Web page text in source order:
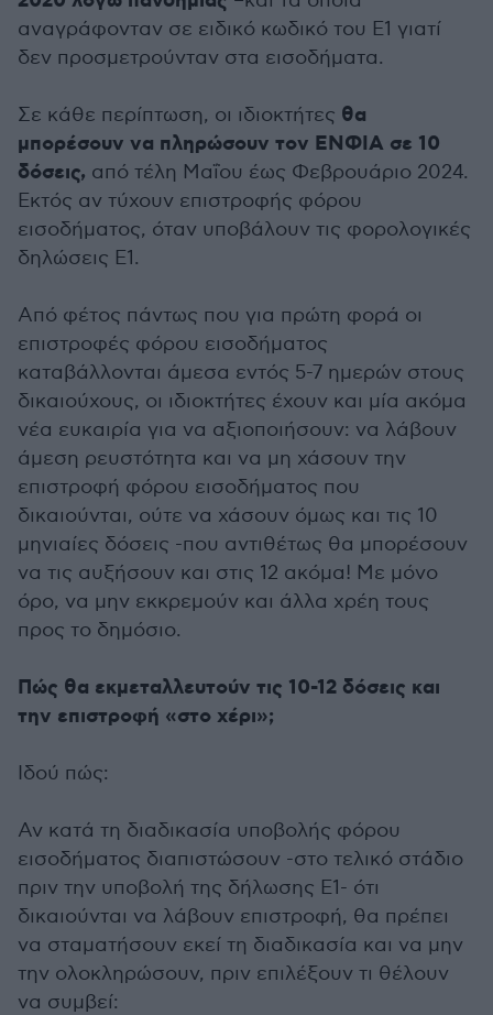
αναγράφονταν σε ειδικό κωδικό του Ε1 γιατί
δεν προσμετρούνταν στα εισοδήματα.
Σε κάθε περίπτωση, οι ιδιοκτήτες θα
μπορέσουν να πληρώσουν τον ΕΝΦΙΑ σε 10
δόσεις, από τέλη Μαΐου έως Φεβρουάριο 2024.
Εκτός αν τύχουν επιστροφής φόρου
εισοδήματος, όταν υποβάλουν τις φορολογικές
δηλώσεις Ε1.
Από φέτος πάντως που για πρώτη φορά οι
επιστροφές φόρου εισοδήματος
καταβάλλονται άμεσα εντός 5-7 ημερών στους
δικαιούχους, οι ιδιοκτήτες έχουν και μία ακόμα
νέα ευκαιρία για να αξιοποιήσουν: να λάβουν
άμεση ρευστότητα και να μη χάσουν την
επιστροφή φόρου εισοδήματος που
δικαιούνται, ούτε να χάσουν όμως και τις 10
μηνιαίες δόσεις -που αντιθέτως θα μπορέσουν
να τις αυξήσουν και στις 12 ακόμα! Με μόνο
όρο, να μην εκκρεμούν και άλλα χρέη τους
προς το δημόσιο.
Πώς θα εκμεταλλευτούν τις 10-12 δόσεις και
την επιστροφή «στο χέρι»;
Ιδού πώς:
Αν κατά τη διαδικασία υποβολής φόρου
εισοδήματος διαπιστώσουν -στο τελικό στάδιο
πριν την υποβολή της δήλωσης Ε1- ότι
δικαιούνται να λάβουν επιστροφή, θα πρέπει
να σταματήσουν εκεί τη διαδικασία και να μην
την ολοκληρώσουν, πριν επιλέξουν τι θέλουν
να συμβεί: